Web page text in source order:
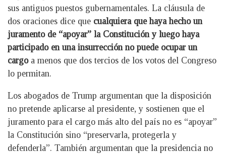
sus antiguos puestos gubernamentales. La cláusula de
dos oraciones dice que cualquiera que haya hecho un
juramento de “apoyar” la Constitución y luego haya
participado en una insurrección no puede ocupar un
cargoa menos que dos tercios de los votos del Congreso
lo permitan.
Los abogados de Trump argumentan que la disposición
no pretende aplicarse al presidente, y sostienen que el
juramento para el cargo más alto del país no es “apoyar”
la Constitución sino “preservarla, protegerla y
defenderla”. También argumentan que la presidencia no